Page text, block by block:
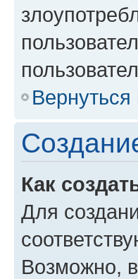
Вернуться
Как
Для
Возможно,